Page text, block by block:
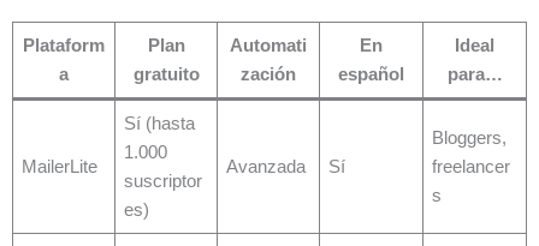
Plataform
a
Plan
gratuito
Automati
zación
En
español
Ideal
para…
MailerLite
Sí (hasta
1.000
suscriptor
es)
Avanzada Sí
Bloggers,
freelancer
s